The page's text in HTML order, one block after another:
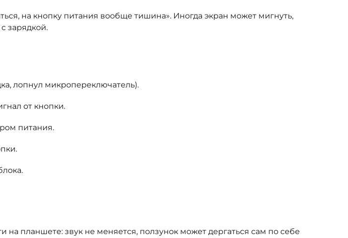
на кнопку питания вообще тишина». Иногда экран может мигнуть,
зарядкой.
лопнул микропереключатель).
от кнопки.
питания.
на планшете: звук не меняется, ползунок может дергаться сам по себе